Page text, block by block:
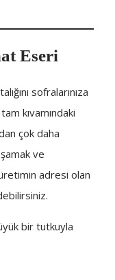
Eseri
sofralarınıza
kıvamındaki
çok daha
ve
adresi olan
bir tutkuyla